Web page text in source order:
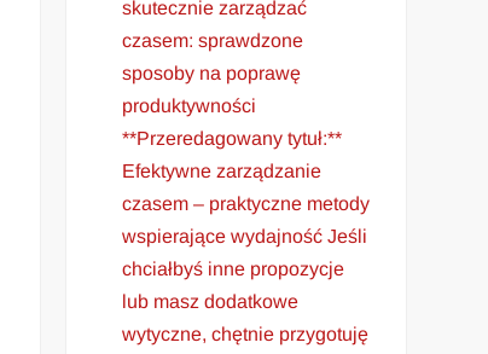
skutecznie zarządzać
czasem: sprawdzone
sposoby na poprawę
produktywności
**Przeredagowany tytuł:**
Efektywne zarządzanie
czasem – praktyczne metody
wspierające wydajność Jeśli
chciałbyś inne propozycje
lub masz dodatkowe
wytyczne, chętnie przygotuję